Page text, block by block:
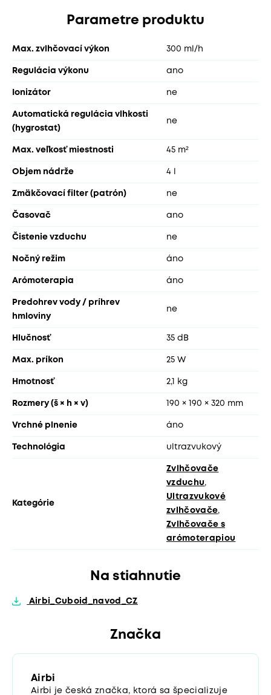
Parametre produktu
Max. zvlhčovací výkon 300 ml/h
Regulácia výkonu ano
Ionizátor ne
Automatická regulácia vlhkosti
(hygrostat)
ne
Max. veľkosť miestnosti 45 m²
Objem nádrže 4 l
Zmäkčovací filter (patrón) ne
Časovač ano
Čistenie vzduchu ne
Nočný režim áno
Arómoterapia áno
Predohrev vody / príhrev
hmloviny
ne
Hlučnosť 35 dB
Max. príkon 25 W
Hmotnosť 2,1 kg
Rozmery (š × h × v) 190 × 190 × 320 mm
Vrchné plnenie áno
Technológia ultrazvukový
Kategórie
Zvlhčovače
vzduchu,
Ultrazvukové
zvlhčovače,
Zvlhčovače s
arómoterapiou
Na stiahnutie
Airbi_Cuboid_navod_CZ
Značka
Airbi
Airbi je česká značka, ktorá sa špecializuje